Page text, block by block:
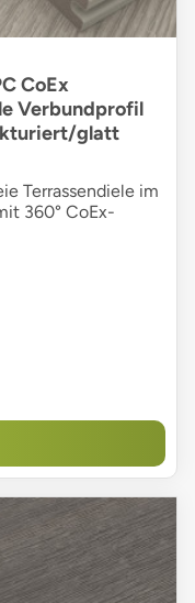
CoEx
Verbundprofil
glatt
Terrassendiele im
360° CoEx-